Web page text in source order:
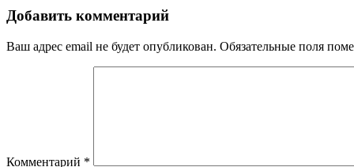
Добавить комментарий
Ваш адрес email не будет опубликован. Обязательные поля
Комментарий *